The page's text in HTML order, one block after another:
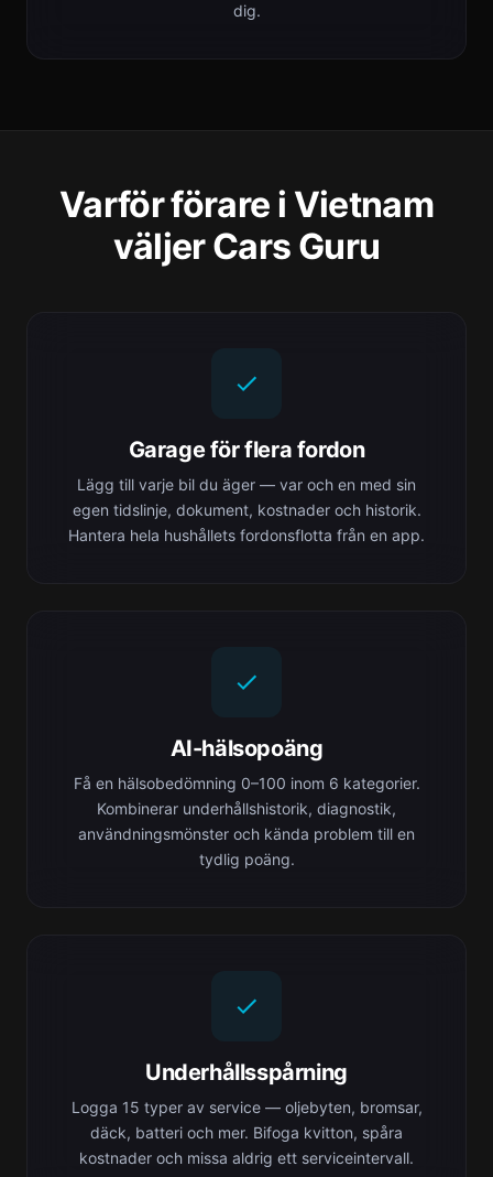
dig.
Varför förare i Vietnam
väljer Cars Guru
Garage för flera fordon
Lägg till varje bil du äger — var och en med sin
egen tidslinje, dokument, kostnader och historik.
Hantera hela hushållets fordonsflotta från en app.
AI-hälsopoäng
Få en hälsobedömning 0–100 inom 6 kategorier.
Kombinerar underhållshistorik, diagnostik,
användningsmönster och kända problem till en
tydlig poäng.
Underhållsspårning
Logga 15 typer av service — oljebyten, bromsar,
däck, batteri och mer. Bifoga kvitton, spåra
kostnader och missa aldrig ett serviceintervall.